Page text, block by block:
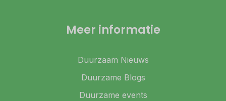
Meer informatie
Duurzaam Nieuws
Duurzame Blogs
Duurzame events